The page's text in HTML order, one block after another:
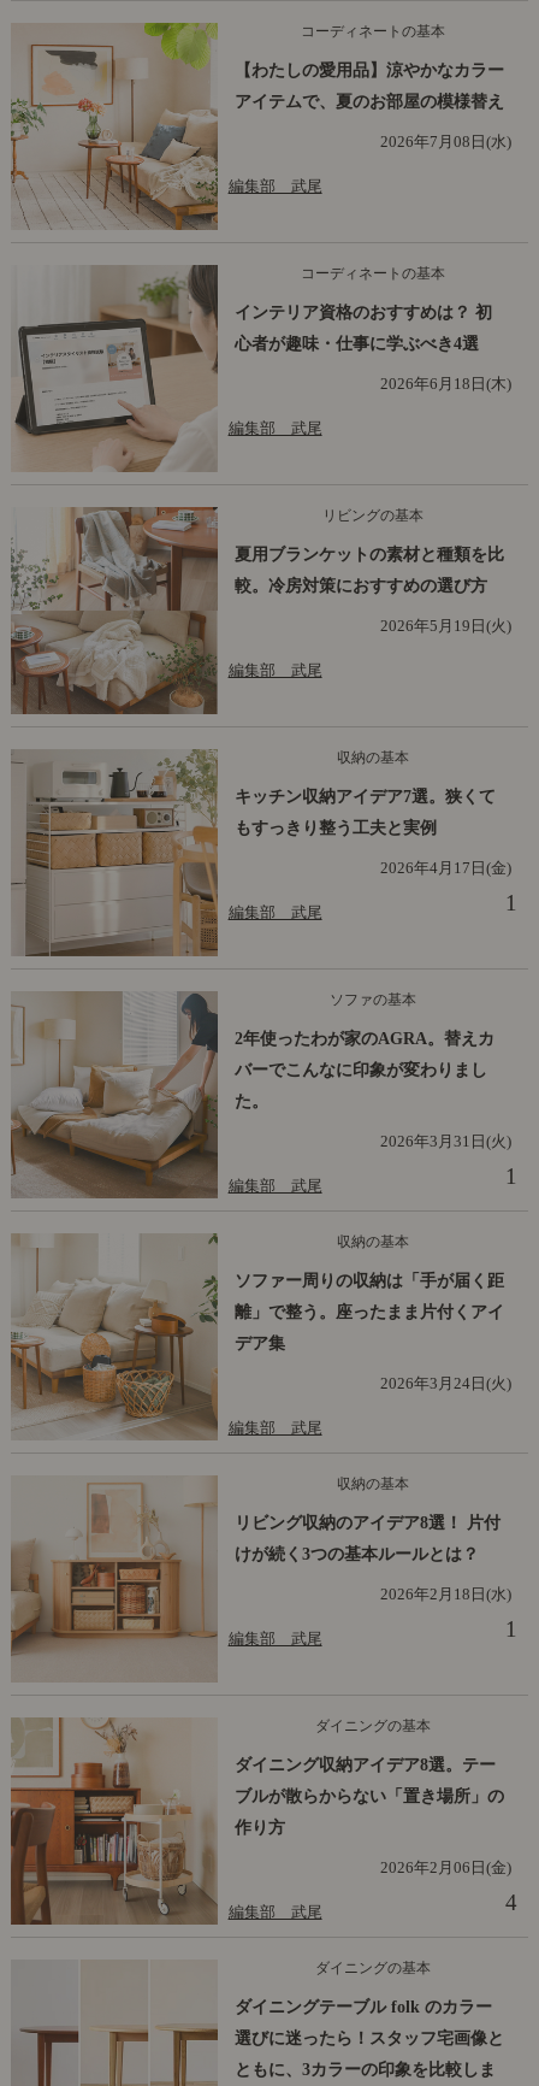
コーディネートの基本
【わたしの愛用品】涼やかなカラー
アイテムで、夏のお部屋の模様替え
2026年7月08日(水)
編集部 武尾
コーディネートの基本
インテリア資格のおすすめは？ 初
心者が趣味・仕事に学ぶべき4選
2026年6月18日(木)
編集部 武尾
リビングの基本
夏用ブランケットの素材と種類を比
較。冷房対策におすすめの選び方
2026年5月19日(火)
編集部 武尾
収納の基本
キッチン収納アイデア7選。狭くて
もすっきり整う工夫と実例
2026年4月17日(金)
編集部 武尾 1
ソファの基本
2年使ったわが家のAGRA。替えカ
バーでこんなに印象が変わりまし
た。
2026年3月31日(火)
編集部 武尾 1
収納の基本
ソファー周りの収納は「手が届く距
離」で整う。座ったまま片付くアイ
デア集
2026年3月24日(火)
編集部 武尾
収納の基本
リビング収納のアイデア8選！ 片付
けが続く3つの基本ルールとは？
2026年2月18日(水)
編集部 武尾 1
ダイニングの基本
ダイニング収納アイデア8選。テー
ブルが散らからない「置き場所」の
作り方
2026年2月06日(金)
編集部 武尾 4
ダイニングの基本
ダイニングテーブル folk のカラー
選びに迷ったら！スタッフ宅画像と
ともに、3カラーの印象を比較しま